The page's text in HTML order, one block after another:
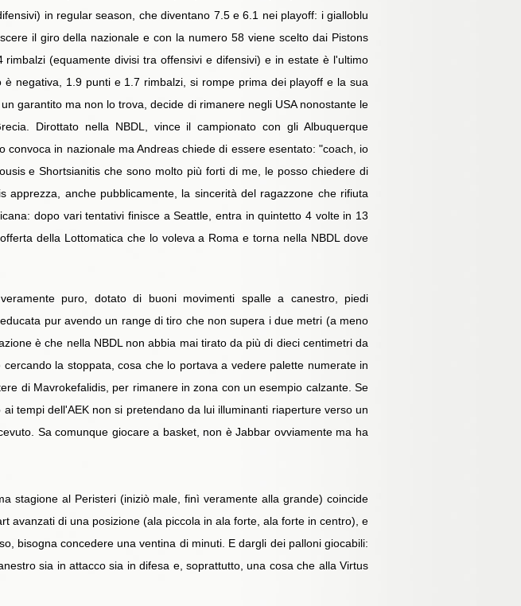
in regular season, che diventano 7.5 e 6.1 nei playoff: i gialloblu
il giro della nazionale e con la numero 58 viene scelto dai Pistons
(equamente divisi tra offensivi e difensivi) e in estate è l'ultimo
negativa, 1.9 punti e 1.7 rimbalzi, si rompe prima dei playoff e la sua
garantito ma non lo trova, decide di rimanere negli USA nonostante le
Dirottato nella NBDL, vince il campionato con gli Albuquerque
in nazionale ma Andreas chiede di essere esentato: "coach, io
e Shortsianitis che sono molto più forti di me, le posso chiedere di
anche pubblicamente, la sincerità del ragazzone che rifiuta
dopo vari tentativi finisce a Seattle, entra in quintetto 4 volte in 13
della Lottomatica che lo voleva a Roma e torna nella NBDL dove
puro, dotato di buoni movimenti spalle a canestro, piedi
pur avendo un range di tiro che non supera i due metri (a meno
è che nella NBDL non abbia mai tirato da più di dieci centimetri da
la stoppata, cosa che lo portava a vedere palette numerate in
di Mavrokefalidis, per rimanere in zona con un esempio calzante. Se
tempi dell'AEK non si pretendano da lui illuminanti riaperture verso un
Sa comunque giocare a basket, non è Jabbar ovviamente ma ha
stagione al Peristeri (iniziò male, finì veramente alla grande) coincide
avanzati di una posizione (ala piccola in ala forte, ala forte in centro), e
bisogna concedere una ventina di minuti. E dargli dei palloni giocabili:
sia in attacco sia in difesa e, soprattutto, una cosa che alla Virtus